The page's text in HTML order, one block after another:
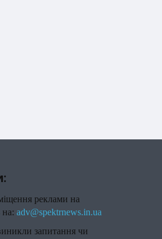
реклами на
на: adv@spektrnews.in.ua
запитання чи